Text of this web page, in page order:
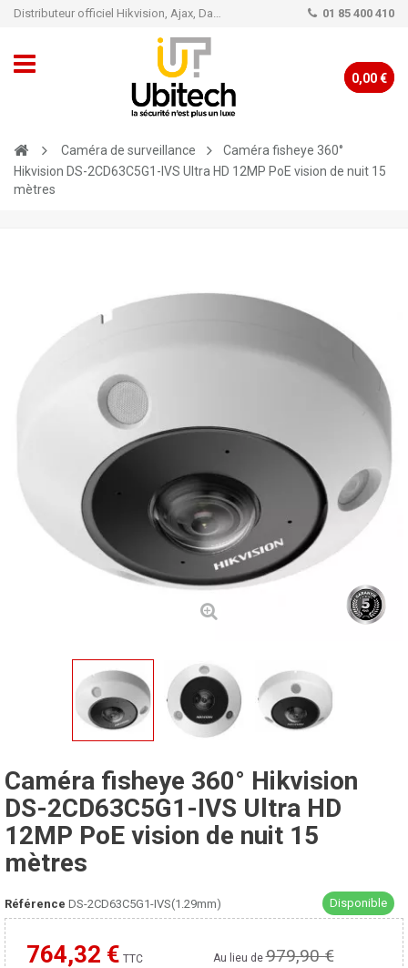
Distributeur officiel Hikvision, Ajax, Dahua, TP-Link - Caméra de vidéo surveillance - Alarme 01 85 400 410
0,00 €
Caméra de surveillance
Caméra fisheye 360°
Hikvision DS-2CD63C5G1-IVS Ultra HD 12MP PoE vision de nuit 15
mètres
Caméra fisheye 360° Hikvision
DS-2CD63C5G1-IVS Ultra HD
12MP PoE vision de nuit 15
mètres
Référence DS-2CD63C5G1-IVS(1.29mm) Disponible
764,32 € TTC
Moins cher ailleurs ? Au lieu de979,90 €